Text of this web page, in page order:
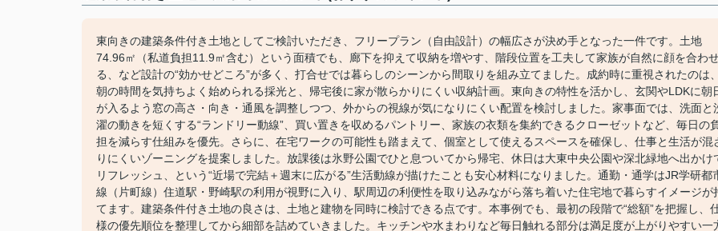
東向きの建築条件付き土地としてご検討いただき、フリープラン（自由設計）の幅広さが決め手となった一件です。土地
74.96㎡（私道負担11.9㎡含む）という面積でも、廊下を抑えて収納を増やす、階段位置を工夫して家族が自然に顔を合わ
る、など設計の“効かせどころ”が多く、打合せでは暮らしのシーンから間取りを組み立てました。成約時に重視されたのは、
朝の時間を気持ちよく始められる採光と、帰宅後に家が散らかりにくい収納計画。東向きの特性を活かし、玄関やLDKに朝
が入るよう窓の高さ・向き・通風を調整しつつ、外からの視線が気になりにくい配置を検討しました。家事面では、洗面と
濯の動きを短くする“ランドリー動線”、買い置きを収めるパントリー、家族の衣類を集約できるクローゼットなど、毎日の
担を減らす仕組みを優先。さらに、在宅ワークの可能性も踏まえて、個室として使えるスペースを確保し、仕事と生活が混
りにくいゾーニングを提案しました。放課後は氷野公園でひと息ついてから帰宅、休日は大東中央公園や深北緑地へ出かけ
リフレッシュ、という“近場で完結＋週末に広がる”生活動線が描けたことも安心材料になりました。通勤・通学はJR学研都
線（片町線）住道駅・野崎駅の利用が視野に入り、駅周辺の利便性を取り込みながら落ち着いた住宅地で暮らすイメージが
てます。建築条件付き土地の良さは、土地と建物を同時に検討できる点です。本事例でも、最初の段階で“総額”を把握し、
様の優先順位を整理してから細部を詰めていきました。キッチンや水まわりなど毎日触れる部分は満足度が上がりやすい一